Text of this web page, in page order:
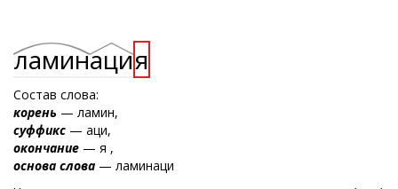
ламинация
Состав слова:
корень — ламин,
суффикс — аци,
окончание — я ,
основа слова — ламинаци